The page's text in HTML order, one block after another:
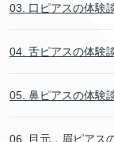
03. 口ピアスの体験
04. 舌ピアスの体験
05. 鼻ピアスの体験
06. 目元．眉ピアス